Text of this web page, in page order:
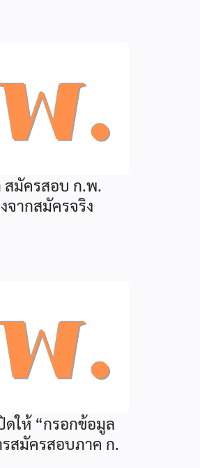
สมัครสอบ ก.พ.
จากสมัครจริง
ดให้ “กรอกข้อมูล
สมัครสอบภาค ก.